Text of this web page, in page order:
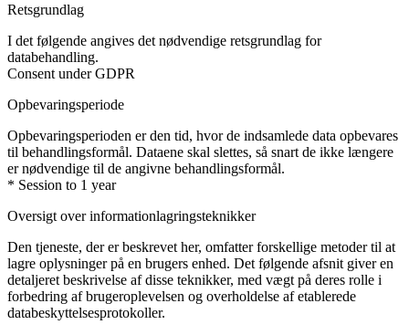
Retsgrundlag
I det følgende angives det nødvendige retsgrundlag for
databehandling.
Consent under GDPR
Opbevaringsperiode
Opbevaringsperioden er den tid, hvor de indsamlede data opbevares
til behandlingsformål. Dataene skal slettes, så snart de ikke længere
er nødvendige til de angivne behandlingsformål.
* Session to 1 year
Oversigt over informationlagringsteknikker
Den tjeneste, der er beskrevet her, omfatter forskellige metoder til at
lagre oplysninger på en brugers enhed. Det følgende afsnit giver en
detaljeret beskrivelse af disse teknikker, med vægt på deres rolle i
forbedring af brugeroplevelsen og overholdelse af etablerede
databeskyttelsesprotokoller.